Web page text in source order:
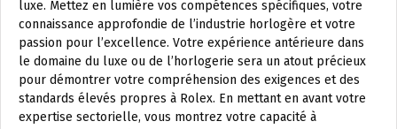
luxe. Mettez en lumière vos compétences spécifiques, votre
connaissance approfondie de l’industrie horlogère et votre
passion pour l’excellence. Votre expérience antérieure dans
le domaine du luxe ou de l’horlogerie sera un atout précieux
pour démontrer votre compréhension des exigences et des
standards élevés propres à Rolex. En mettant en avant votre
expertise sectorielle, vous montrez votre capacité à